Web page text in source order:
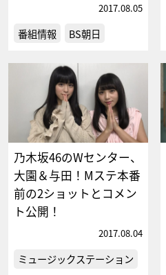
2017.08.05
番組情報 BS朝日
乃木坂46のWセンター、
大園＆与田！Mステ本番
前の2ショットとコメン
ト公開！
2017.08.04
ミュージックステーション